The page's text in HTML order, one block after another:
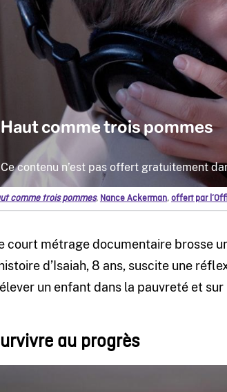
comme trois pommes, Nance Ackerman,offert par
court métrage documentaire brosse
d’Isaiah, 8 ans, suscite une
un enfant dans la pauvreté et
au progrès